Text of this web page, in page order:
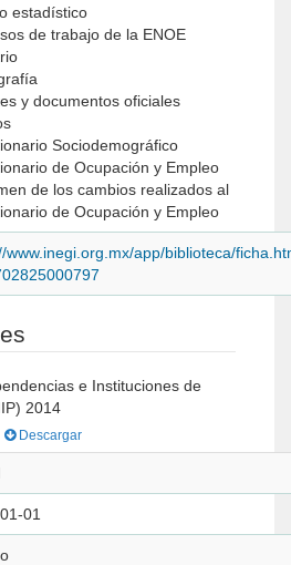
estadístico
de trabajo de la ENOE
y documentos oficiales
Sociodemográfico
de Ocupación y Empleo
de los cambios realizados al
de Ocupación y Empleo
www.inegi.org.mx/app/biblioteca/
2014
Descargar
01